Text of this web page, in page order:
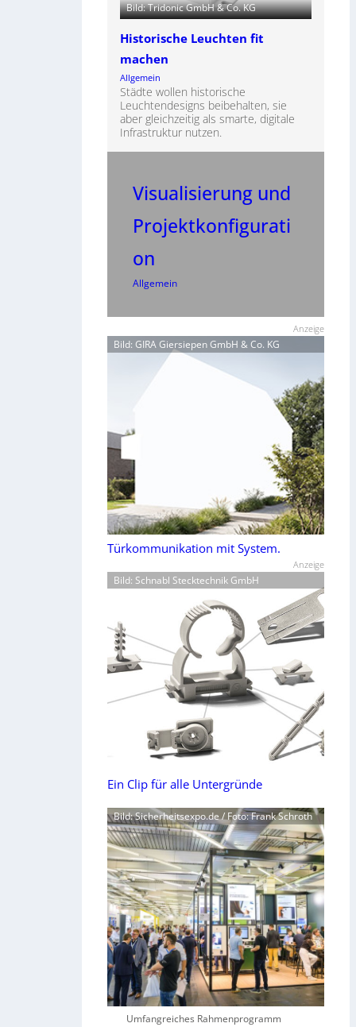
Bild: Tridonic GmbH & Co. KG
Historische Leuchten fit
machen
Allgemein
Städte wollen historische
Leuchtendesigns beibehalten, sie
aber gleichzeitig als smarte, digitale
Infrastruktur nutzen.
Visualisierung und
Projektkonfigurati
on
Allgemein
Anzeige
Bild: GIRA Giersiepen GmbH & Co. KG
Türkommunikation mit System.
Anzeige
Bild: Schnabl Stecktechnik GmbH
Ein Clip für alle Untergründe
Bild: Sicherheitsexpo.de / Foto: Frank Schroth
Umfangreiches Rahmenprogramm